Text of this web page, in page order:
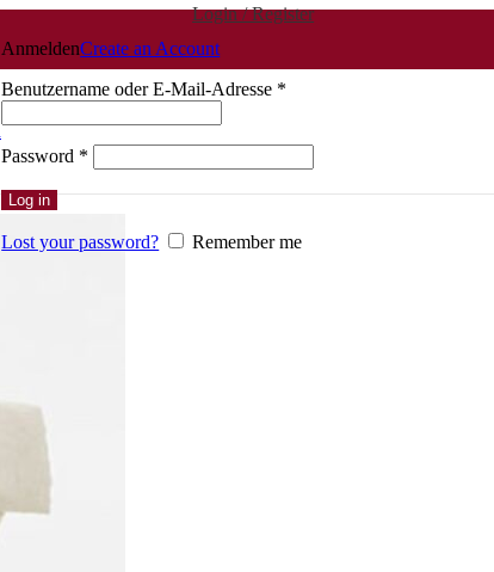
Login / Register
AnmeldenCreate an Account
Benutzername oder E-Mail-Adresse *
Password *
Log in
Lost your password? Remember me